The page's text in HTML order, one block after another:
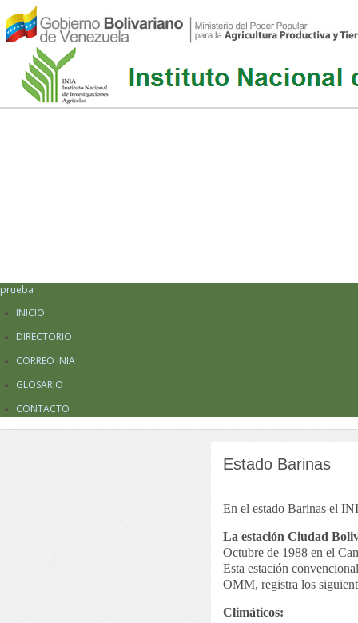
prueba
INICIO
DIRECTORIO
CORREO INIA
GLOSARIO
CONTACTO
Estado Barinas
En el estado Barinas el
La estación Ciudad
Octubre de 1988 en el
Esta estación
OMM, registra los
Climáticos: